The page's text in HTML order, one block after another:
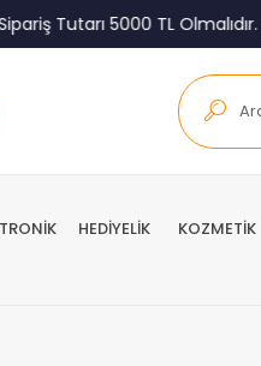
Tutarı 5000 TL Olmalıdır.
HEDİYELİK KOZMETİK